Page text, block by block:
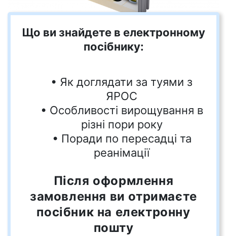
Що ви знайдете в електронному
посібнику:
• Як доглядати за туями з
ЯРОС
• Особливості вирощування в
різні пори року
• Поради по пересадці та
реанімації
Після оформлення
замовлення ви отримаєте
посібник на електронну
пошту